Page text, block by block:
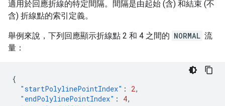
適用於回應折線的特定間隔。間隔是由起始 (含) 和結束 (不
含) 折線點的索引定義。
舉例來說，下列回應顯示折線點 2 和 4 之間的 NORMAL 流
量：
{
"startPolylinePointIndex" : 2,
"endPolylinePointIndex" : 4,